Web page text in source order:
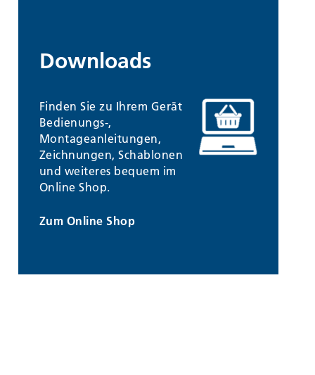
Downloads
Finden Sie zu Ihrem Gerät
Bedienungs-,
Montageanleitungen,
Zeichnungen, Schablonen
und weiteres bequem im
Online Shop.
Zum Online Shop